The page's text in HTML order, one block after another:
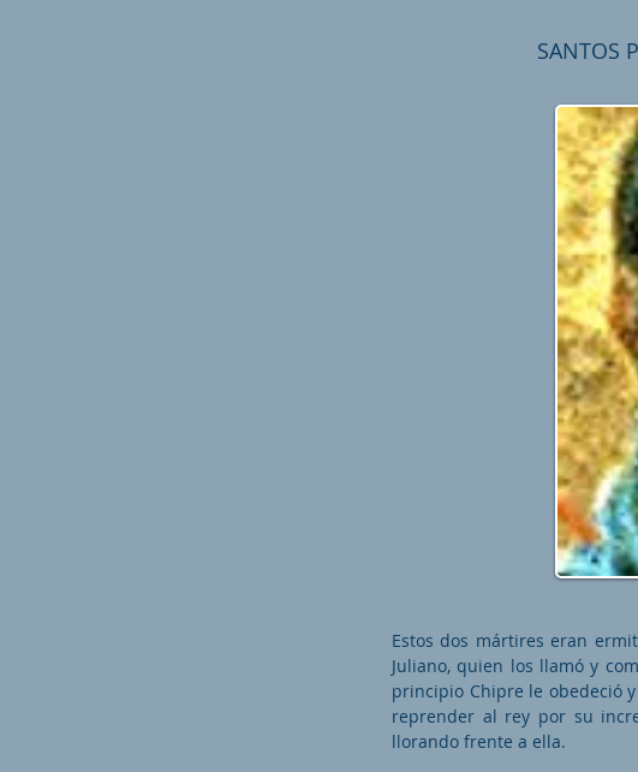
SANTOS
Estos dos mártires eran
Juliano, quien los llamó y
principio Chipre le obedeció
reprender al rey por su
llorando frente a ella.